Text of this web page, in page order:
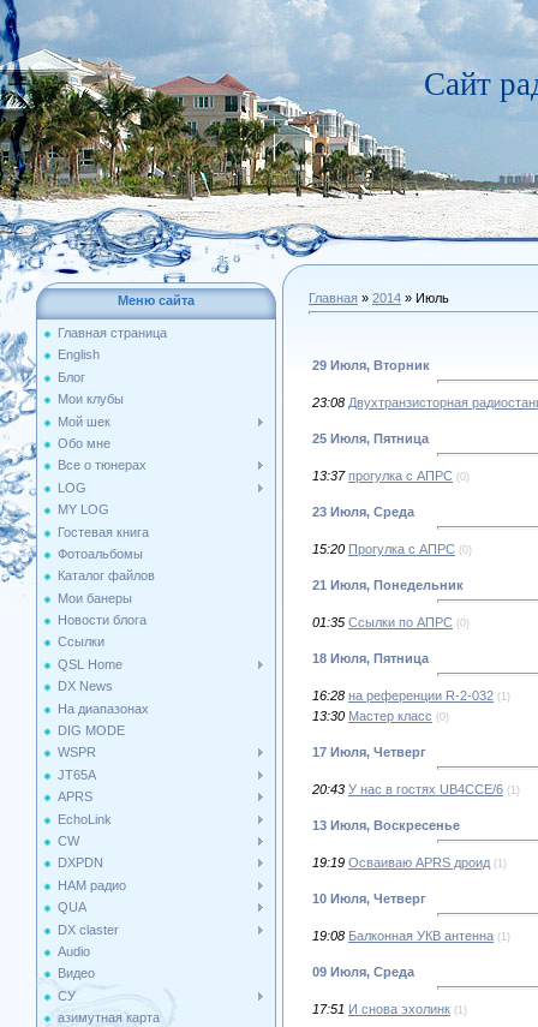
Сайт
Меню сайта
Главная страница
English
Блог
Мои клубы
Мой шек
Обо мне
Все о тюнерах
LOG
MY LOG
Гостевая книга
Фотоальбомы
Каталог файлов
Мои банеры
Новости блога
Ссылки
QSL Home
DX News
На диапазонах
DIG MODE
WSPR
JT65A
APRS
EchoLink
CW
DXPDN
HAM радио
QUA
DX claster
Audio
Видео
СУ
азимутная карта
Главная » 2014 » Июль
29 Июля, Вторник
23:08 Двухтранзисторная
25 Июля, Пятница
13:37 прогулка с АПРС (0)
23 Июля, Среда
15:20 Прогулка с АПРС (0)
21 Июля, Понедельник
01:35 Ссылки по АПРС (0)
18 Июля, Пятница
16:28 на референции R-2-032 (1)
13:30 Мастер класс (0)
17 Июля, Четверг
20:43 У нас в гостях UB4CCE/6 (1)
13 Июля, Воскресенье
19:19 Осваиваю APRS дроид (1)
10 Июля, Четверг
19:08 Балконная УКВ антенна (1)
09 Июля, Среда
17:51 И снова эхолинк (1)